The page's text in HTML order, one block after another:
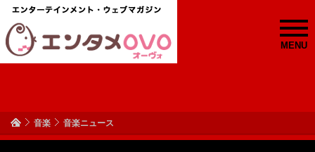
MENU
音楽 音楽ニュース